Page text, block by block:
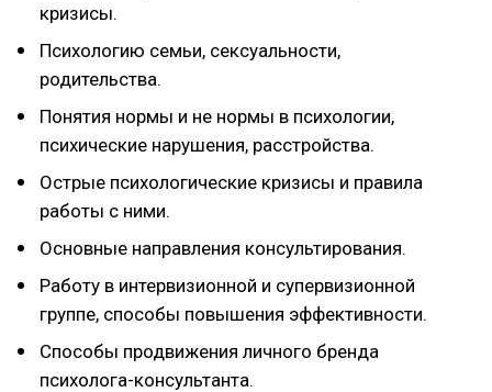
кризисы.
Психологию семьи, сексуальности,
родительства.
Понятия нормы и не нормы в психологии,
психические нарушения, расстройства.
Острые психологические кризисы и правила
работы с ними.
Основные направления консультирования.
Работу в интервизионной и супервизионной
группе, способы повышения эффективности.
Способы продвижения личного бренда
психолога-консультанта.